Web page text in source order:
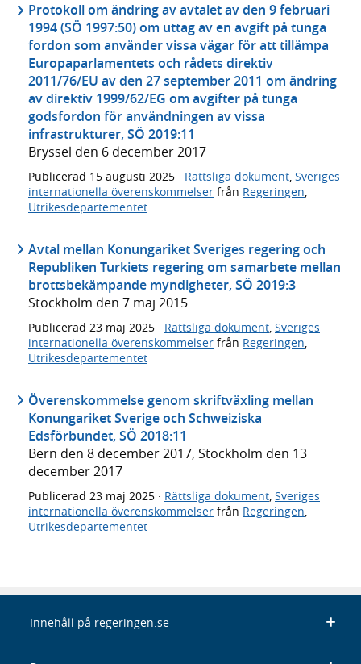
Protokoll om ändring av avtalet av den 9 februari
1994 (SÖ 1997:50) om uttag av en avgift på tunga
fordon som använder vissa vägar för att tillämpa
Europaparlamentets och rådets direktiv
2011/76/EU av den 27 september 2011 om ändring
av direktiv 1999/62/EG om avgifter på tunga
godsfordon för användningen av vissa
infrastrukturer, SÖ 2019:11
Bryssel den 6 december 2017
Publicerad 15 augusti 2025 · Rättsliga dokument, Sveriges
internationella överenskommelser från Regeringen,
Utrikesdepartementet
Avtal mellan Konungariket Sveriges regering och
Republiken Turkiets regering om samarbete mellan
brottsbekämpande myndigheter, SÖ 2019:3
Stockholm den 7 maj 2015
Publicerad 23 maj 2025 · Rättsliga dokument, Sveriges
internationella överenskommelser från Regeringen,
Utrikesdepartementet
Överenskommelse genom skriftväxling mellan
Konungariket Sverige och Schweiziska
Edsförbundet, SÖ 2018:11
Bern den 8 december 2017, Stockholm den 13
december 2017
Publicerad 23 maj 2025 · Rättsliga dokument Sveriges
internationella överenskommelser från Regeringen
Utrikesdepartementet
Innehåll på regeringen.se